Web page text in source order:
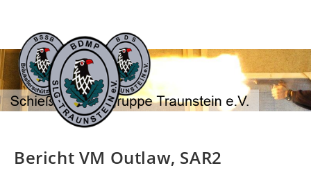
springen
Bericht VM Outlaw, SAR2